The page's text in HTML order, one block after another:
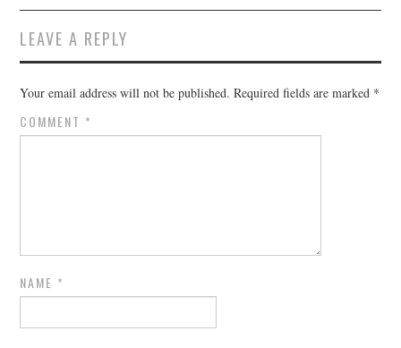
LEAVE A REPLY
Your email address will not be published. Required fields are marked *
COMMENT *
NAME *